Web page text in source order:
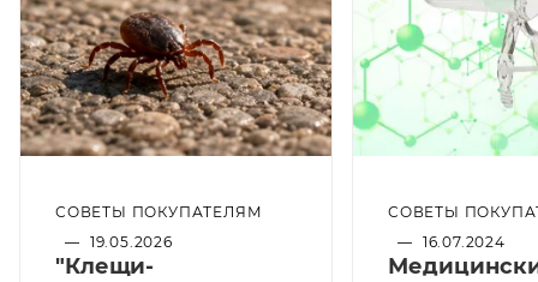
СОВЕТЫ ПОКУПАТЕЛЯМ
— 19.05.2026
"Клещи-
СОВЕТЫ
— 16.07.2024